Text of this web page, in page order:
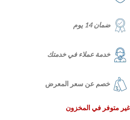
ضمان 14 يوم
خدمة عملاء في خدمتك
خصم عن سعر المعرض
غير متوفر في المخزون